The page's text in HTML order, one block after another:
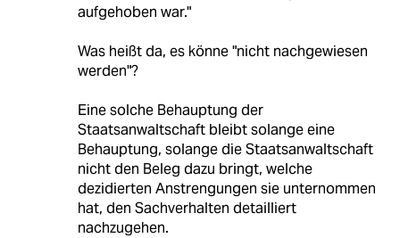
aufgehoben war."
Was heißt da, es könne "nicht nachgewiesen
werden"?
Eine solche Behauptung der
Staatsanwaltschaft bleibt solange eine
Behauptung, solange die Staatsanwaltschaft
nicht den Beleg dazu bringt, welche
dezidierten Anstrengungen sie unternommen
hat, den Sachverhalten detailliert
nachzugehen.